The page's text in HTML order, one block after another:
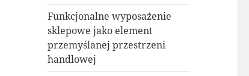
Funkcjonalne wyposażenie
sklepowe jako element
przemyślanej przestrzeni
handlowej